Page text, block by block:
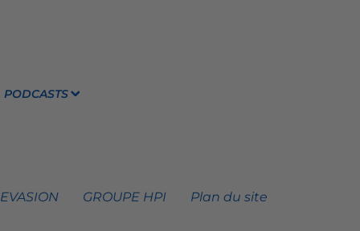
PODCASTS
GROUPE HPI Plan du site